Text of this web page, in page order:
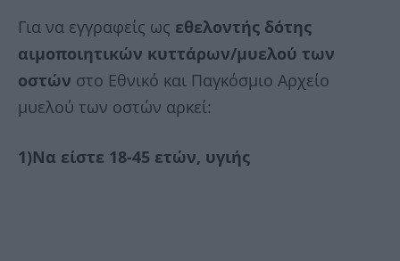
Για να εγγραφείς ως εθελοντής δότης
αιμοποιητικών κυττάρων/μυελού των
οστών στο Εθνικό και Παγκόσμιο Αρχείο
μυελού των οστών αρκεί:
1)Να είστε 18-45 ετών, υγιής